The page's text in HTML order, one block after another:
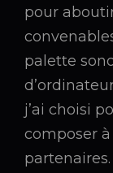
pour
palette
j’ai choisi
composer
partenaires.